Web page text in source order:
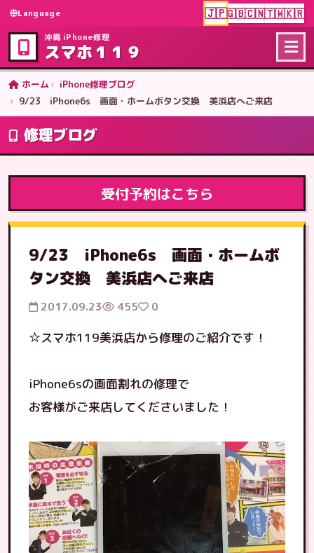
Language 🇯🇵🇬🇧🇨🇳🇹🇼🇰🇷
沖縄 iPhone修理
スマホ１１９
ホーム
iPhone修理ブログ
9/23 iPhone6s 画面・ホームボタン交換 美浜店へご来店
修理ブログ
受付予約はこちら
9/23 iPhone6s 画面・ホームボ
タン交換 美浜店へご来店
2017.09.23 455 0
☆スマホ119美浜店から修理のご紹介です！
iPhone6sの画面割れの修理で
お客様がご来店してくださいました！